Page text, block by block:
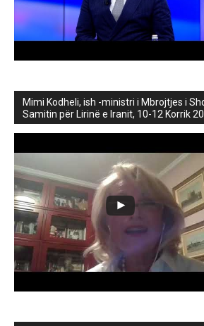
Mimi Kodheli, ish -ministri i Mbrojtjes i
Samitin për Lirinë e Iranit, 10-12 Korrik